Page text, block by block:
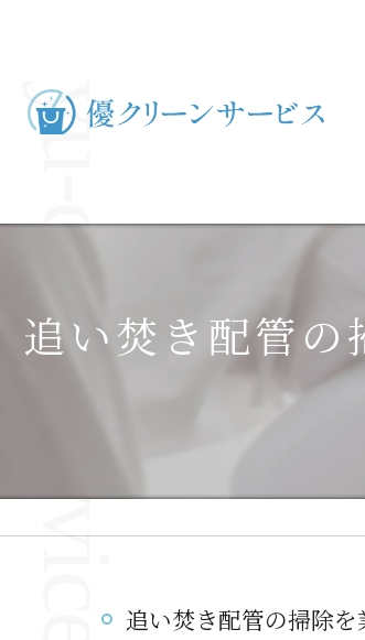
追い焚き配管
追い焚き配管の掃除